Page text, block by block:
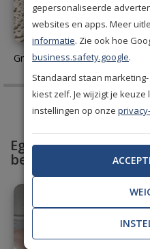
Gratis behang stalen aanvragen
Egaliseer en
behang
gepersonaliseerde
websites en apps. Meer
informatie. Zie ook hoe
business.safety.google.
Standaard staan
kiest zelf. Je wijzigt je
instellingen op onze